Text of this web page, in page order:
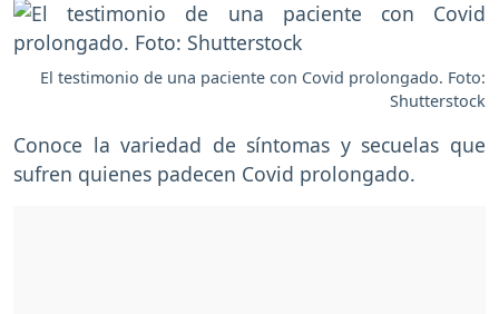
El testimonio de una paciente con Covid prolongado. Foto:
Shutterstock
Conoce la variedad de síntomas y secuelas que
sufren quienes padecen Covid prolongado.